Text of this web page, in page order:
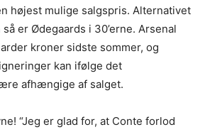
højest mulige salgspris. Alternativet
er Ødegaards i 30’erne. Arsenal
kroner sidste sommer, og
kan ifølge det
afhængige af salget.
“Jeg er glad for, at Conte forlod